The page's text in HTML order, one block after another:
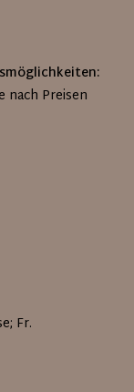
nach Preisen
Fr.